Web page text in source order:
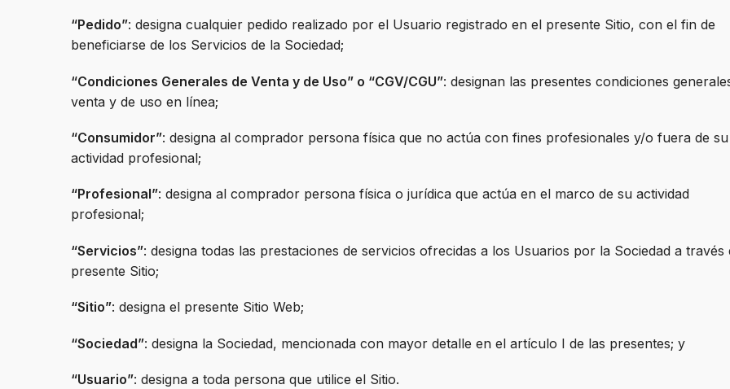
“Pedido”: designa cualquier pedido realizado por el Usuario registrado en el presente Sitio, con el fin de
beneficiarse de los Servicios de la Sociedad;
“Condiciones Generales de Venta y de Uso” o “CGV/CGU”: designan las presentes condiciones
venta y de uso en línea;
“Consumidor”: designa al comprador persona física que no actúa con fines profesionales y/o fuera de su
actividad profesional;
“Profesional”: designa al comprador persona física o jurídica que actúa en el marco de su actividad
profesional;
“Servicios”: designa todas las prestaciones de servicios ofrecidas a los Usuarios por la Sociedad a través
presente Sitio;
“Sitio”: designa el presente Sitio Web;
“Sociedad”: designa la Sociedad, mencionada con mayor detalle en el artículo I de las presentes; y
“Usuario”: designa a toda persona que utilice el Sitio.